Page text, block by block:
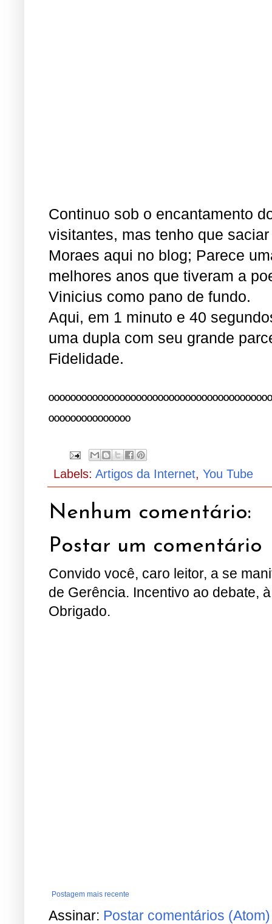
Continuo sob o encantamento
visitantes, mas tenho que
Moraes aqui no blog; Parece
melhores anos que tiveram a
Vinicius como pano de fundo.
Aqui, em 1 minuto e 40
uma dupla com seu grande
Fidelidade.
ººººººººººººººº
Labels: Artigos da Internet, You Tube
Nenhum comentário:
Postar um comentário
Convido você, caro leitor, a se
de Gerência. Incentivo ao debate,
Obrigado.
Postagem mais recente
Assinar: Postar comentários (Atom)